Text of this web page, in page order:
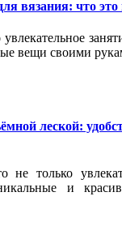
вязания: что это
вещи своими
леской:
не только
и